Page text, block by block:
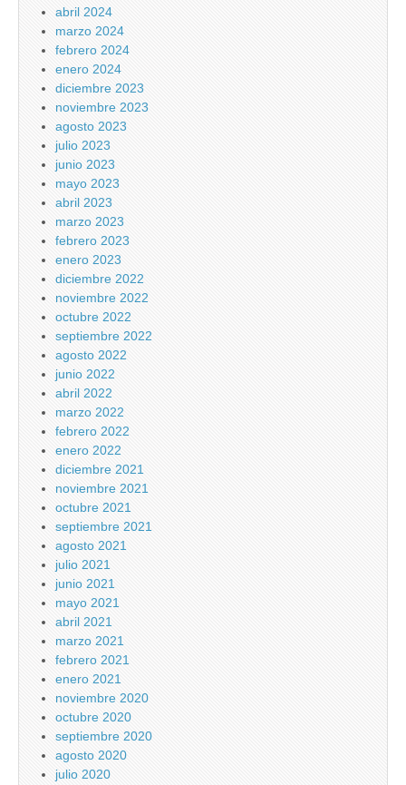
abril 2024
marzo 2024
febrero 2024
enero 2024
diciembre 2023
noviembre 2023
agosto 2023
julio 2023
junio 2023
mayo 2023
abril 2023
marzo 2023
febrero 2023
enero 2023
diciembre 2022
noviembre 2022
octubre 2022
septiembre 2022
agosto 2022
junio 2022
abril 2022
marzo 2022
febrero 2022
enero 2022
diciembre 2021
noviembre 2021
octubre 2021
septiembre 2021
agosto 2021
julio 2021
junio 2021
mayo 2021
abril 2021
marzo 2021
febrero 2021
enero 2021
noviembre 2020
octubre 2020
septiembre 2020
agosto 2020
julio 2020